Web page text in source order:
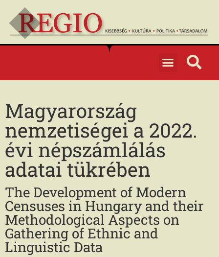
Magyarország
nemzetiségei a 2022.
évi népszámlálás
adatai tükrében
The Development of Modern
Censuses in Hungary and their
Methodological Aspects on
Gathering of Ethnic and
Linguistic Data